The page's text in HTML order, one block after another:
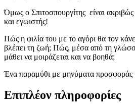
Όμως ο Σπιτοσπουργίτης είναι
και εγωιστής!
Πώς η φιλία του με το αγόρι θα τον
βλέπει τη ζωή; Πώς, μέσα από τη
μάθει να μοιράζεται και να βοηθά;
Ένα παραμύθι με μηνύματα προσφοράς
Επιπλέον πληροφορίες